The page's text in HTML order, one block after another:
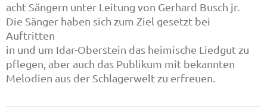
acht Sängern unter Leitung von Gerhard Busch jr.
Die Sänger haben sich zum Ziel gesetzt bei
Auftritten
in und um Idar-Oberstein das heimische Liedgut zu
pflegen, aber auch das Publikum mit bekannten
Melodien aus der Schlagerwelt zu erfreuen.